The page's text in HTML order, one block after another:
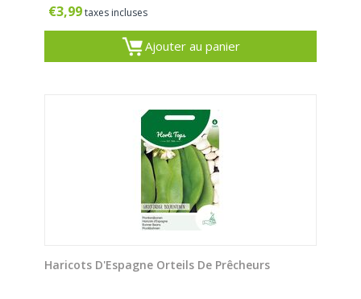
€3,99taxes incluses
Ajouter au panier
Haricots D'Espagne Orteils De Prêcheurs